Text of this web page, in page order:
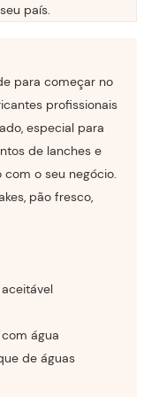
país.
para começar no
profissionais
especial para
de lanches e
o seu negócio.
pão fresco,
água
de águas